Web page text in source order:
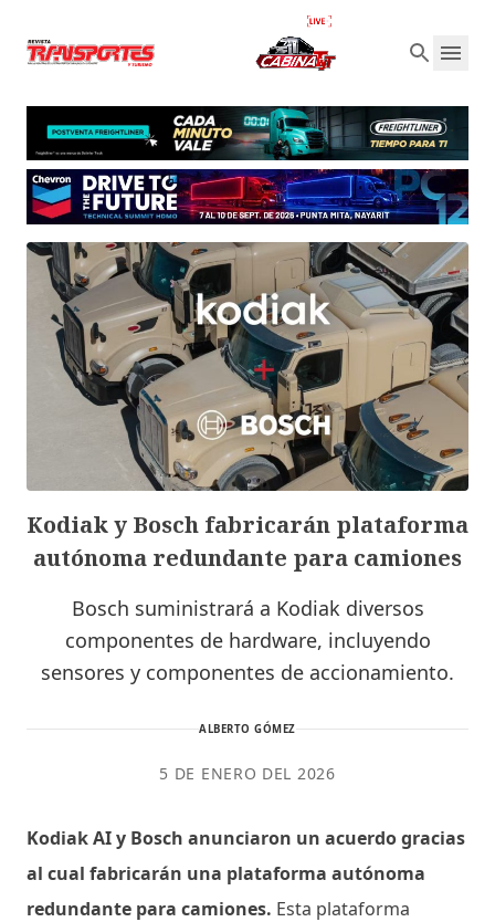
Kodiak y Bosch fabricarán plataforma
autónoma redundante para camiones
Bosch suministrará a Kodiak diversos
componentes de hardware, incluyendo
sensores y componentes de accionamiento.
ALBERTO GÓMEZ
5 DE ENERO DEL 2026
Kodiak AI y Bosch anunciaron un acuerdo gracias
al cual fabricarán una plataforma autónoma
redundante para camiones. Esta plataforma